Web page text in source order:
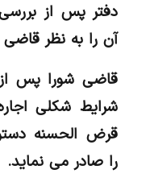
دفتر پس از
آن را به نظر
قاضی شورا پس
شرایط شکلی
قرض الحسنه
را صادر می نماید.